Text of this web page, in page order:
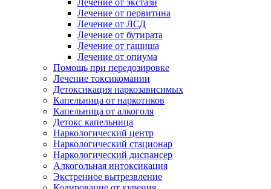
Лечение от экстази
Лечение от первитина
Лечение от ЛСД
Лечение от бутирата
Лечение от гашиша
Лечение от опиума
Помощь при передозировке
Лечение токсикомании
Детоксикация наркозависимых
Капельница от наркотиков
Капельница от алкоголя
Детокс капельница
Наркологический центр
Наркологический стационар
Наркологический диспансер
Алкогольная интоксикация
Экстренное вытрезвление